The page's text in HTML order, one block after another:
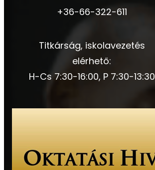
+36-66-322-611
Titkárság, iskolavezetés
elérhető:
H-Cs 7:30-16:00, P 7:30-13:30